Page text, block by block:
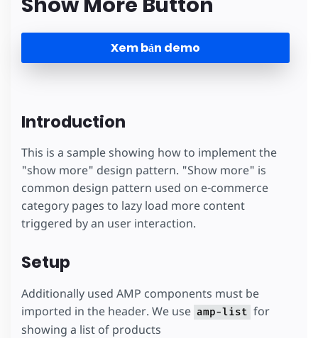
Xem bản demo
Introduction
This is a sample showing how to implement the
"show more" design pattern. "Show more" is
common design pattern used on e-commerce
category pages to lazy load more content
triggered by an user interaction.
Setup
Additionally used AMP components must be
imported in the header. We use amp-list for
showing a list of products